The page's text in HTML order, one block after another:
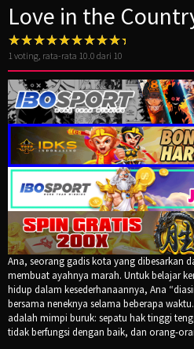
Love in the
1voting, rata-rata 10.0 dari 10
Ana, seorang gadis kota yang dibesarkan
membuat ayahnya marah. Untuk belajar
hidup dalam kesederhanaannya, Ana
bersama neneknya selama beberapa
adalah mimpi buruk: sepatu hak tinggi
tidak berfungsi dengan baik, dan orang-